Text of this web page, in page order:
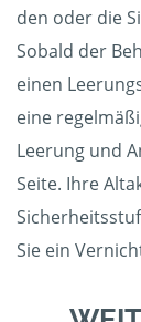
den oder die
Sobald der
einen
eine
Leerung und
Seite. Ihre
Sie ein